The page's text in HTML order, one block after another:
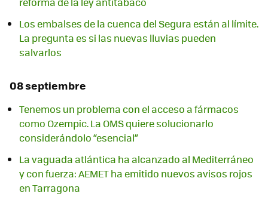
Los embalses de la cuenca del Segura están al límite.
La pregunta es si las nuevas lluvias pueden
salvarlos
08 septiembre
Tenemos un problema con el acceso a fármacos
como Ozempic. La OMS quiere solucionarlo
considerándolo “esencial”
La vaguada atlántica ha alcanzado al Mediterráneo
y con fuerza: AEMET ha emitido nuevos avisos rojos
en Tarragona